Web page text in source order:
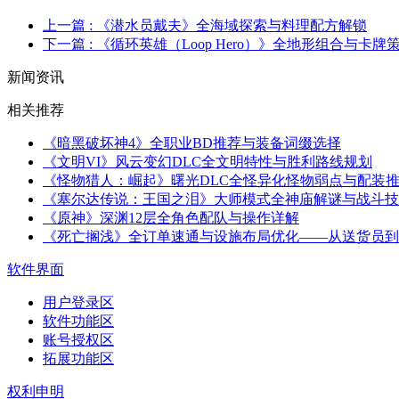
上一篇 : 《潜水员戴夫》全海域探索与料理配方解锁
下一篇 : 《循环英雄（Loop Hero）》全地形组合与卡牌
新闻资讯
相关推荐
《暗黑破坏神4》全职业BD推荐与装备词缀选择
《文明VI》风云变幻DLC全文明特性与胜利路线规划
《怪物猎人：崛起》曙光DLC全怪异化怪物弱点与配装
《塞尔达传说：王国之泪》大师模式全神庙解谜与战斗
《原神》深渊12层全角色配队与操作详解
《死亡搁浅》全订单速通与设施布局优化——从送货员
软件界面
用户登录区
软件功能区
账号授权区
拓展功能区
权利申明